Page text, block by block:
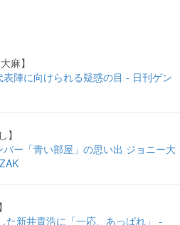
麻】
陣に向けられる疑惑の目 - 日刊ゲン
ー「青い部屋」の思い出 ジョニー大
た新井貴浩に「一応、あっぱれ」 -